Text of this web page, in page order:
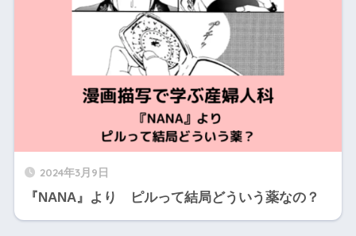
2024年3月9日
『NANA』より ピルって結局どういう薬なの？